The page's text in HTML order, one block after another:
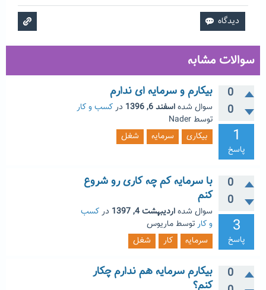
سوالات مشابه
0
0
1
پاسخ
بیکارم و سرمایه ای ندارم
سوال شدهاسفند 6, 1396 درکسب و کار
توسط Nader
بیکاری
سرمایه شغل
0
0
3
پاسخ
با سرمایه کم چه کاری رو شروع
کنم
سوال شدهاردیبهشت 4, 1397 درکسب
و کارتوسط ماریوس
سرمایه
کار شغل
0
بیکارم سرمایه هم ندارم چکار
کنم؟